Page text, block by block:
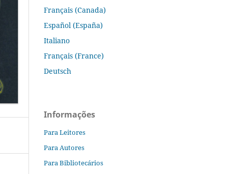
Français (Canada)
Español (España)
Italiano
Français (France)
Deutsch
Informações
Para Leitores
Para Autores
Para Bibliotecários